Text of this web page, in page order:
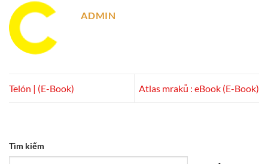
ADMIN
Telón | (E-Book) Atlas mraků : eBook (E-Book)
Tìm kiếm